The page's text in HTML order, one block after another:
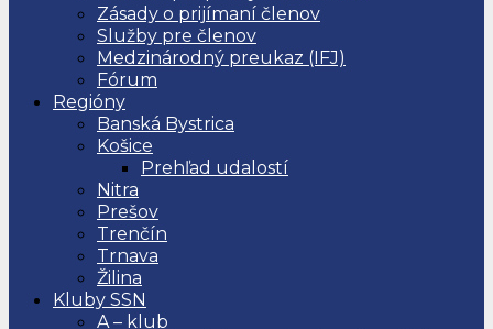
Zásady o prijímaní členov
Služby pre členov
Medzinárodný preukaz (IFJ)
Fórum
Regióny
Banská Bystrica
Košice
Prehľad udalostí
Nitra
Prešov
Trenčín
Trnava
Žilina
Kluby SSN
A – klub